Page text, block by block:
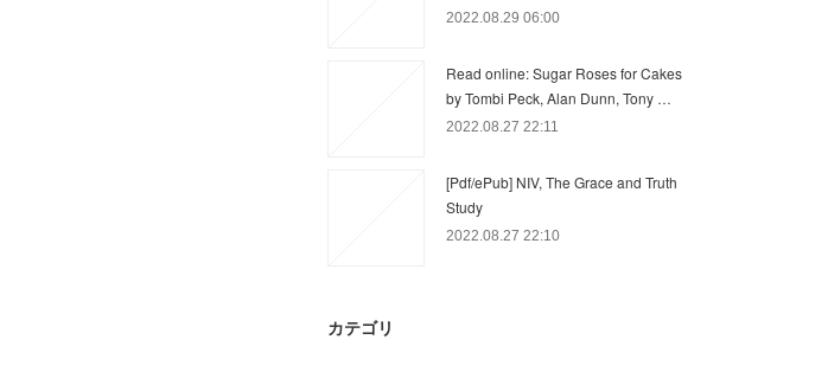
2022.08.29 06:00
Read online: Sugar Roses for Cakes
by Tombi Peck, Alan Dunn, Tony …
2022.08.27 22:11
[Pdf/ePub] NIV, The Grace and Truth
Study
2022.08.27 22:10
カテゴリ